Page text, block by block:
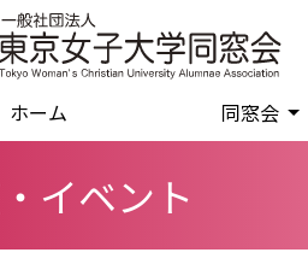
ホーム 同窓会
イベント